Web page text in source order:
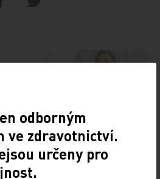
odborným
ve zdravotnictví.
určeny pro